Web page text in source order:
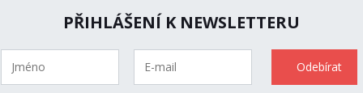
PŘIHLÁŠENÍ K NEWSLETTERU